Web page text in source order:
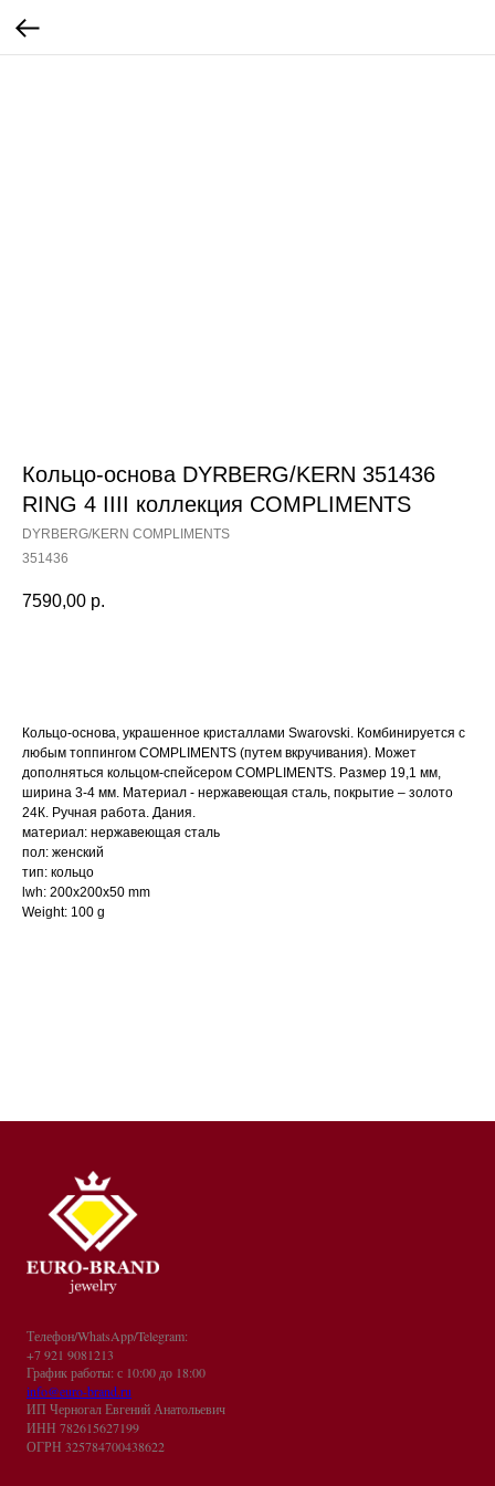
Кольцо-основа DYRBERG/KERN 351436
RING 4 IIII коллекция COMPLIMENTS
DYRBERG/KERN COMPLIMENTS
351436
7590,00 р.
Кольцо-основа, украшенное кристаллами Swarovski. Комбинируется с
любым топпингом COMPLIMENTS (путем вкручивания). Может
дополняться кольцом-спейсером COMPLIMENTS. Размер 19,1 мм,
ширина 3-4 мм. Материал - нержавеющая сталь, покрытие – золото
24К. Ручная работа. Дания.
материал: нержавеющая сталь
пол: женский
тип: кольцо
lwh: 200x200x50 mm
Weight: 100 g
Телефон/WhatsApp/Telegram:
+7 921 9081213
График работы: с 10:00 до 18:00
info@euro-brand.ru
ИП Черногал Евгений Анатольевич
ИНН 782615627199
ОГРН 325784700438622